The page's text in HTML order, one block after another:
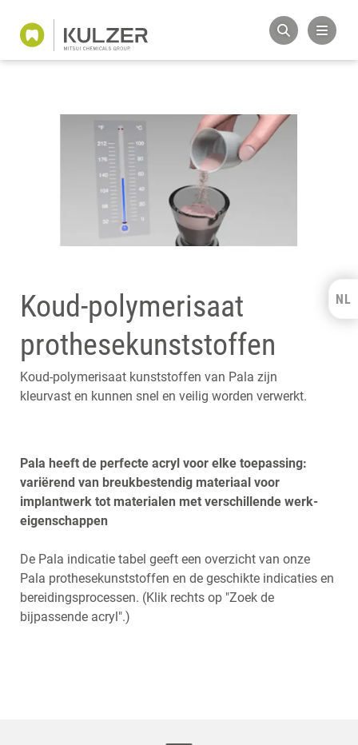
NL
Koud-polymerisaat
prothesekunststoffen
Koud-polymerisaat kunststoffen van Pala zijn
kleurvast en kunnen snel en veilig worden verwerkt.
Pala heeft de perfecte acryl voor elke toepassing:
variërend van breukbestendig materiaal voor
implantwerk tot materialen met verschillende werk-
eigenschappen
De Pala indicatie tabel geeft een overzicht van onze
Pala prothesekunststoffen en de geschikte indicaties en
bereidingsprocessen. (Klik rechts op "Zoek de
bijpassende acryl".)